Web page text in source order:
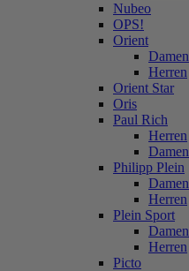
Nubeo
OPS!
Orient
Damen
Herren
Orient Star
Oris
Paul Rich
Herren
Damen
Philipp Plein
Damen
Herren
Plein Sport
Damen
Herren
Picto